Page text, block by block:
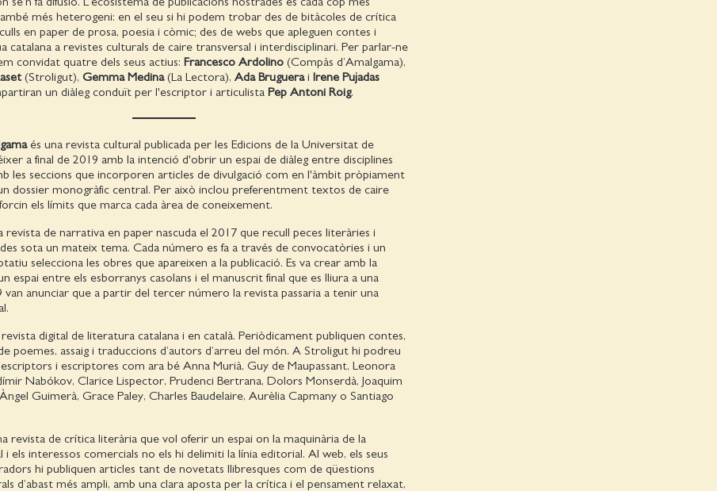
més heterogeni: en el seu si hi podem trobar des de bitàcoles de crítica
en paper de prosa, poesia i còmic; des de webs que apleguen contes i
catalana a revistes culturals de caire transversal i interdisciplinari. Per parlar-ne
convidat quatre dels seus actius: Francesco Ardolino(Compàs d’Amalgama),
(Stroligut), Gemma Medina(La Lectora), Ada BrugueraiIrene Pujadas
un diàleg conduït per l'escriptor i articulista Pep Antoni Roig.
és una revista cultural publicada per les Edicions de la Universitat de
a final de 2019 amb la intenció d'obrir un espai de diàleg entre disciplines
les seccions que incorporen articles de divulgació com en l'àmbit pròpiament
dossier monogràfic central. Per això inclou preferentment textos de caire
els límits que marca cada àrea de coneixement.
revista de narrativa en paper nascuda el 2017 que recull peces literàries i
sota un mateix tema. Cada número es fa a través de convocatòries i un
selecciona les obres que apareixen a la publicació. Es va crear amb la
espai entre els esborranys casolans i el manuscrit final que es lliura a una
van anunciar que a partir del tercer número la revista passaria a tenir una
revista digital de literatura catalana i en català. Periòdicament publiquen contes,
poemes, assaig i traduccions d’autors d’arreu del món. A Stroligut hi podreu
i escriptores com ara bé Anna Murià, Guy de Maupassant, Leonora
Nabókov, Clarice Lispector, Prudenci Bertrana, Dolors Monserdà, Joaquim
Guimerà, Grace Paley, Charles Baudelaire, Aurèlia Capmany o Santiago
revista de crítica literària que vol oferir un espai on la maquinària de la
i els interessos comercials no els hi delimiti la línia editorial. Al web, els seus
hi publiquen articles tant de novetats llibresques com de qüestions
d’abast més ampli, amb una clara aposta per la crítica i el pensament relaxat,